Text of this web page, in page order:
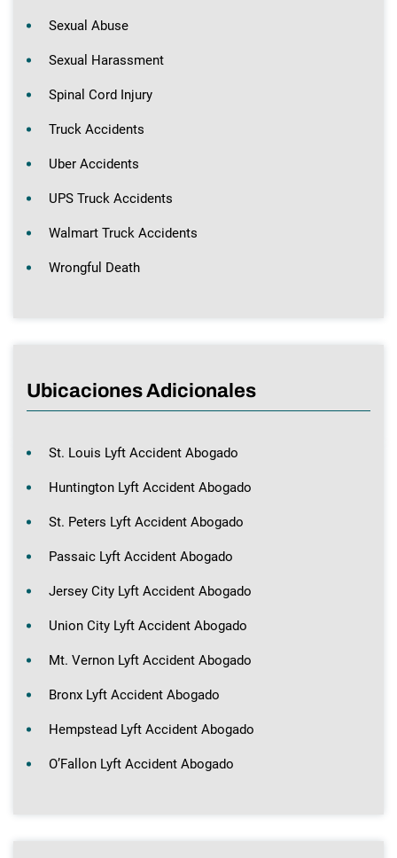
Sexual Abuse
Sexual Harassment
Spinal Cord Injury
Truck Accidents
Uber Accidents
UPS Truck Accidents
Walmart Truck Accidents
Wrongful Death
Ubicaciones Adicionales
St. Louis Lyft Accident Abogado
Huntington Lyft Accident Abogado
St. Peters Lyft Accident Abogado
Passaic Lyft Accident Abogado
Jersey City Lyft Accident Abogado
Union City Lyft Accident Abogado
Mt. Vernon Lyft Accident Abogado
Bronx Lyft Accident Abogado
Hempstead Lyft Accident Abogado
O’Fallon Lyft Accident Abogado